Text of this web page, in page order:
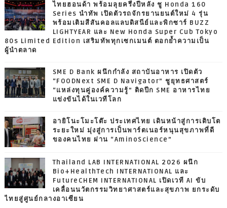
ไทยฮอนด้า พร้อมลุยครึ่งปีหลัง ชู Honda 160
Series นำทัพ เปิดตัวรถจักรยานยนต์ใหม่ 4 รุ่น
พร้อมเติมสีสันคอลแลบดิสนีย์และพิกซาร์ BUZZ
LIGHTYEAR และ New Honda Super Cub Tokyo
80s Limited Edition เสริมทัพทุกเซกเมนต์ ตอกย้ำความเป็น
ผู้นำตลาด
SME D Bank ผนึกกำลัง สถาบันอาหาร เปิดตัว
“FOODNext SME D Navigator” ชูยุทธศาสตร์
“แหล่งทุนคู่องค์ความรู้” ติดปีก SME อาหารไทย
แข่งขันได้ในเวทีโลก
อายิโนะโมะโต๊ะ ประเทศไทย เดินหน้าสู่การเติบโต
ระยะใหม่ มุ่งสู่การเป็นพาร์ตเนอร์หนุนสุขภาพที่ดี
ของคนไทย ผ่าน “AminoScience”
Thailand LAB INTERNATIONAL 2026 ผนึก
Bio+HealthTech INTERNATIONAL และ
FutureCHEM INTERNATIONAL เปิดเวที AI ขับ
เคลื่อนนวัตกรรมวิทยาศาสตร์และสุขภาพ ยกระดับ
ไทยสู่ศูนย์กลางอาเซียน